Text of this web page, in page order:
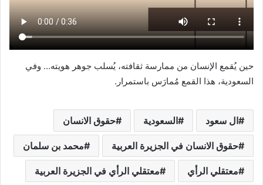
حين يُقمع الإنسان من ممارسة ثقافته، يُسلب جوهر هويته… وفي
السعودية، هذا القمع مُمارَس باستمرار.
ال سعود السعودية حقوق الانسان
حقوق الانسان في الجزيرة العربية محمد بن سلمان
معتقلي الرأي معتقلي الرأي في الجزيرة العربية